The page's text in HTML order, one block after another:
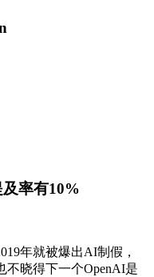
率有10%
年就被爆出AI制假，
不晓得下一个OpenAI是